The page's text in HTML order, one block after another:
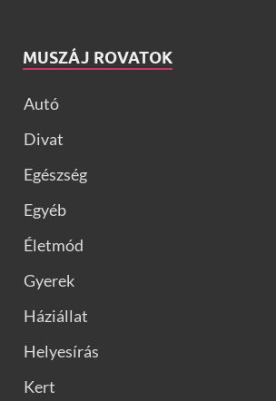
MUSZÁJ ROVATOK
Autó
Divat
Egészség
Egyéb
Életmód
Gyerek
Háziállat
Helyesírás
Kert